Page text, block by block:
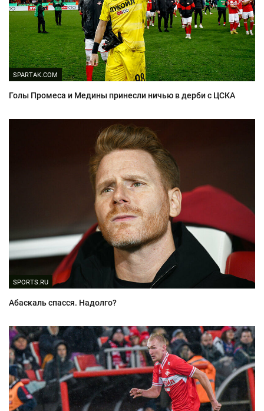
SPARTAK.COM
Голы Промеса и Медины принесли ничью в дерби с ЦСКА
SPORTS.RU
Абаскаль спасся. Надолго?